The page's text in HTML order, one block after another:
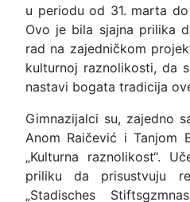
u periodu od 31. marta
Ovo je bila sjajna prilika
rad na zajedničkom
kulturnoj raznolikosti, da
nastavi bogata tradicija
Gimnazijalci su, zajedno
Anom Raičević i Tanjom
„Kulturna raznolikost“.
priliku da prisustvuju
„Stadisches